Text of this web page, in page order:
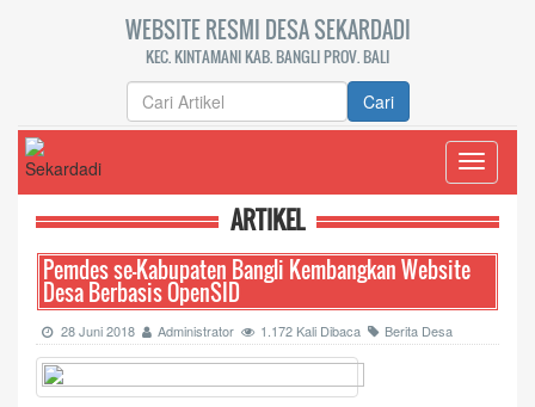
WEBSITE RESMI DESA SEKARDADI
KEC. KINTAMANI KAB. BANGLI PROV. BALI
Cari
Toggle
ARTIKEL
Pemdes se-Kabupaten Bangli Kembangkan Website
Desa Berbasis OpenSID
28 Juni 2018 Administrator 1.172 Kali Dibaca Berita Desa